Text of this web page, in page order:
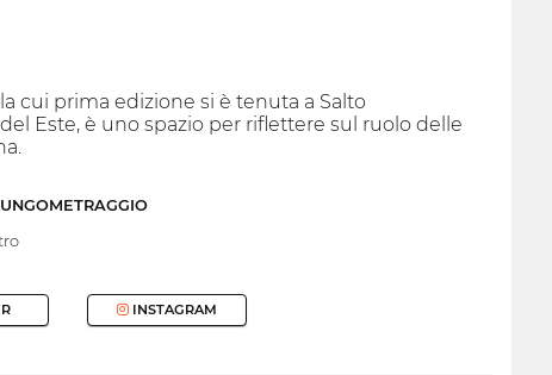
cui prima edizione si è tenuta a Salto
Este, è uno spazio per riflettere sul ruolo delle
INSTAGRAM